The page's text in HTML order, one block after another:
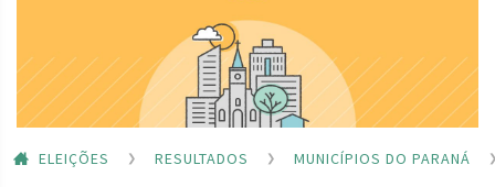
ELEIÇÕES RESULTADOS
MUNICÍPIOS DO PARANÁ